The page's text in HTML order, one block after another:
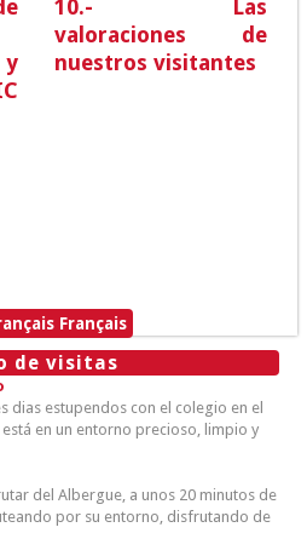
10.- Las
valoraciones de
nuestros visitantes
Français
de visitas
dias estupendos con el colegio en el
en un entorno precioso, limpio y
del Albergue, a unos 20 minutos de
por su entorno, disfrutando de